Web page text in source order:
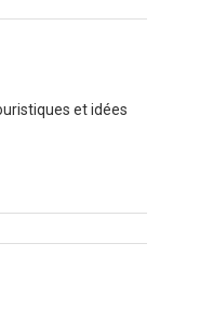
et idées